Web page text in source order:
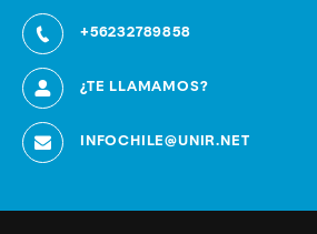
+56232789858
¿TE LLAMAMOS?
INFOCHILE@UNIR.NET